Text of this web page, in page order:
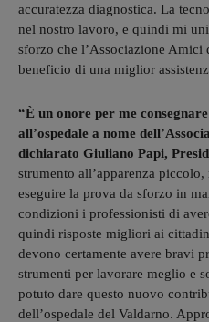
accuratezza diagnostica. La
nel nostro lavoro, e quindi mi
sforzo che l’Associazione Amici
beneficio di una miglior
“È un onore per me
all’ospedale a nome
dichiarato Giuliano Papi,
strumento all’apparenza
eseguire la prova da sforzo in
condizioni i professionisti di
quindi risposte migliori ai
devono certamente avere bravi
strumenti per lavorare meglio e
potuto dare questo nuovo
dell’ospedale del Valdarno.